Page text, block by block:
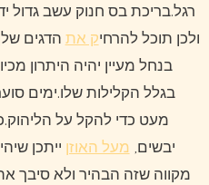
רגל.בריכת בס חנוק עשב גדול
ולכן תוכל להרחיק את הדגים
בנחל מעיין יהיה היתרון
בגלל הקלילות שלו.ימים
מעט כדי להקל על
יבשים, מעל האוזן ייתכן
מקווה שזה הבהיר ולא סיבך